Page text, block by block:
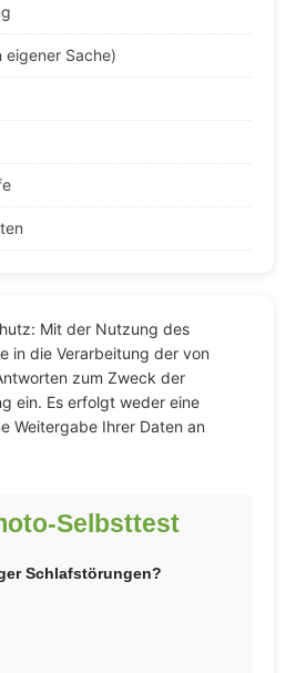
eigener Sache)
Mit der Nutzung des
in die Verarbeitung der von
zum Zweck der
ein. Es erfolgt weder eine
Weitergabe Ihrer Daten an
Selbsttest
Schlafstörungen?